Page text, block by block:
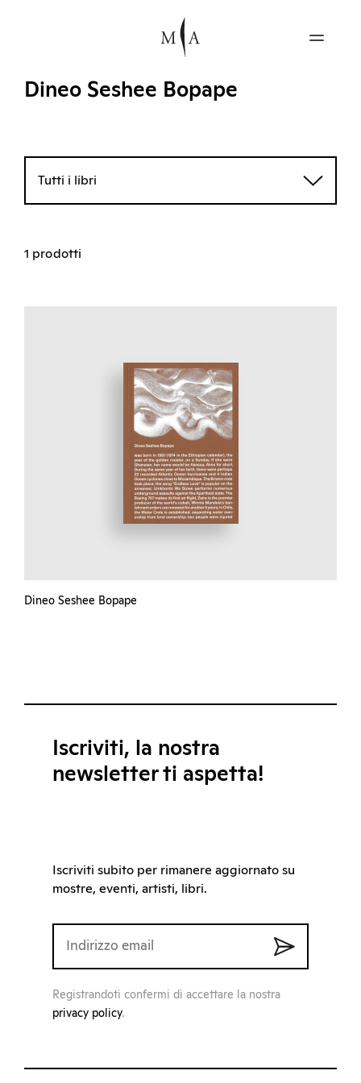
Dineo Seshee Bopape
Tutti i libri
1 prodotti
Dineo Seshee Bopape
Iscriviti, la nostra
newsletter ti aspetta!
Iscriviti subito per rimanere aggiornato su
mostre, eventi, artisti, libri.
Registrandoti confermi di accettare la nostra
privacy policy.